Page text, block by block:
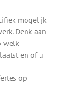
mogelijk
Denk aan
welk
en of u
op